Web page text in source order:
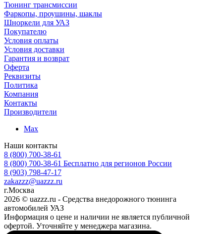
Тюнинг трансмиссии
Фаркопы, проушины, шаклы
Шноркели для УАЗ
Покупателю
Условия оплаты
Условия доставки
Гарантия и возврат
Оферта
Реквизиты
Политика
Компания
Контакты
Производители
Max
Наши контакты
8 (800) 700-38-61
8 (800) 700-38-61 Бесплатно для регионов России
8 (903) 798-47-17
zakazzz@uazzz.ru
г.Москва
2026 © uazzz.ru - Средства внедорожного тюнинга
автомобилей УАЗ
Информация о цене и наличии не является публичной
офертой. Уточняйте у менеджера магазина.